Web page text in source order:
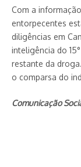
Com a
entorpecentes
diligências em
inteligência do
restante da
o comparsa do
Comunicação